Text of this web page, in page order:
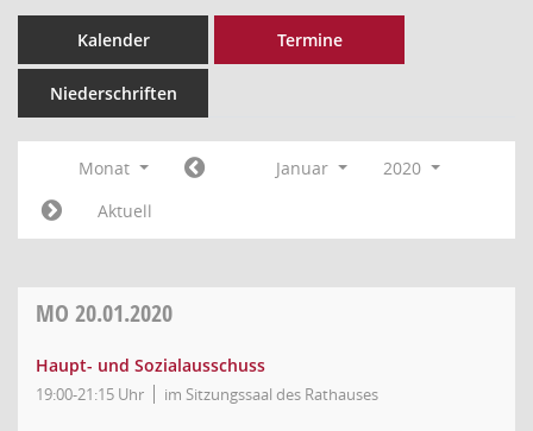
Kalender Termine
Niederschriften
Monat Januar
2020
Aktuell
MO 20.01.2020
Haupt- und Sozialausschuss
19:00-21:15 Uhr im Sitzungssaal des Rathauses